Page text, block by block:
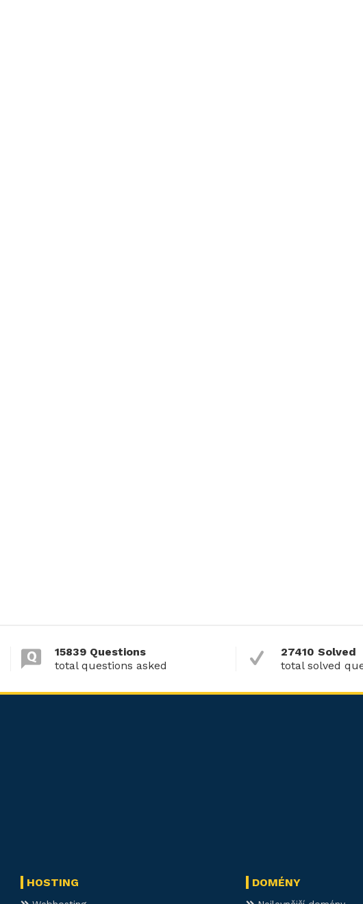
15839 Questions
total questions asked
27410 Solved
total solved
HOSTING DOMÉNY